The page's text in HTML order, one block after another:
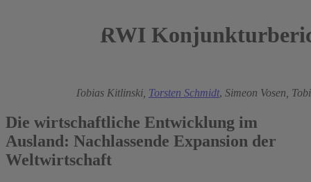
RWI
Tobias Kitlinski, Torsten Schmidt, Simeon Vosen,
Die wirtschaftliche Entwicklung im
Ausland: Nachlassende Expansion der
Weltwirtschaft